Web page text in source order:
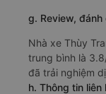
g. Review,
Nhà xe Thùy
trung bình là
đã trải nghiệm
h. Thông tin